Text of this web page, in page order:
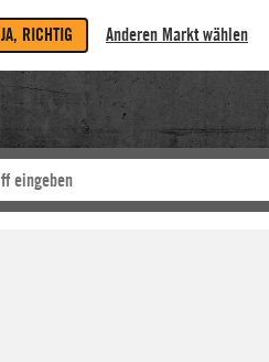
JA, RICHTIG Anderen Markt wählen